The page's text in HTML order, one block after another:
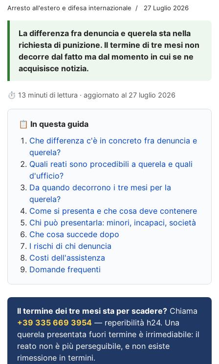
Arresto all'estero e difesa internazionale 27 Luglio 2026
La differenza fra denuncia e querela sta nella
richiesta di punizione. Il termine di tre mesi non
decorre dal fatto ma dal momento in cui se ne
acquisisce notizia.
⏱ 13 minuti di lettura · aggiornato al 27 luglio 2026
📋 In questa guida
Che differenza c'è in concreto fra denuncia e
querela?
Quali reati sono procedibili a querela e quali
d'ufficio?
Da quando decorrono i tre mesi per la
querela?
Come si presenta e che cosa deve contenere
Chi può presentarla: minori, incapaci, società
Che cosa succede dopo
I rischi di chi denuncia
Costi dell'assistenza
Domande frequenti
Il termine dei tre mesi sta per scadere? Chiama
+39 335 669 3954 — reperibilità h24. Una
querela presentata fuori termine è irrimediabile: il
reato non è più perseguibile, e non esiste
rimessione in termini.